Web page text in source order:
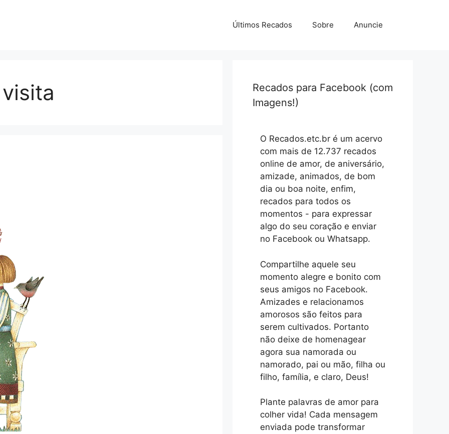
Últimos Recados Sobre Anuncie
Recados para Facebook (com
Imagens!)
O Recados.etc.br é um acervo
com mais de 12.737 recados
online de amor, de aniversário,
amizade, animados, de bom
dia ou boa noite, enfim,
recados para todos os
momentos - para expressar
algo do seu coração e enviar
no Facebook ou Whatsapp.
Compartilhe aquele seu
momento alegre e bonito com
seus amigos no Facebook.
Amizades e relacionamos
amorosos são feitos para
serem cultivados. Portanto
não deixe de homenagear
agora sua namorada ou
namorado, pai ou mão, filha ou
filho, família, e claro, Deus!
Plante palavras de amor para
colher vida! Cada mensagem
enviada pode transformar